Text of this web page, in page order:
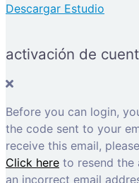
Descargar Estudio
activación de
Before you can login,
the code sent to your
receive this email,
Click here to resend the
an incorrect email